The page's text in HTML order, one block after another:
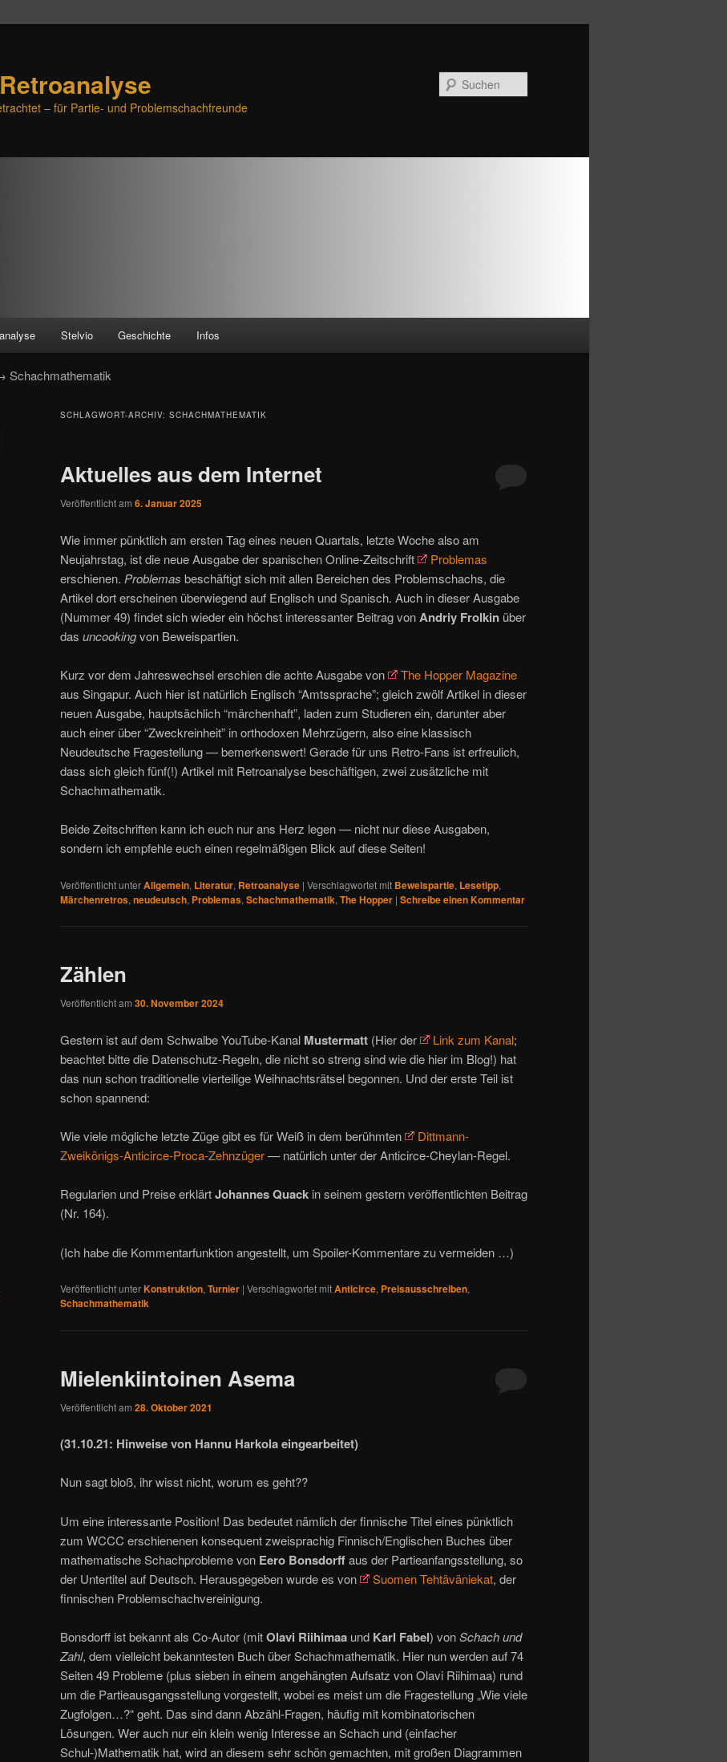
– für Partie- und Problemschachfreunde
Stelvio Geschichte Infos
Schachmathematik
SCHLAGWORT-ARCHIV: SCHACHMATHEMATIK
Aktuelles aus dem Internet
Veröffentlicht am 6. Januar 2025
Wie immer pünktlich am ersten Tag eines neuen Quartals, letzte Woche also am
Neujahrstag, ist die neue Ausgabe der spanischen Online-Zeitschrift
Problemas
erschienen. Problemas beschäftigt sich mit allen Bereichen des Problemschachs, die
Artikel dort erscheinen überwiegend auf Englisch und Spanisch. Auch in dieser Ausgabe
(Nummer 49) findet sich wieder ein höchst interessanter Beitrag vonAndriy Frolkin über
das uncookingvon Beweispartien.
Kurz vor dem Jahreswechsel erschien die achte Ausgabe von
The Hopper Magazine
aus Singapur. Auch hier ist natürlich Englisch “Amtssprache”; gleich zwölf Artikel in dieser
neuen Ausgabe, hauptsächlich “märchenhaft”, laden zum Studieren ein, darunter aber
auch einer über “Zweckreinheit” in orthodoxen Mehrzügern, also eine klassisch
Neudeutsche Fragestellung — bemerkenswert! Gerade für uns Retro-Fans ist erfreulich,
dass sich gleich fünf(!) Artikel mit Retroanalyse beschäftigen, zwei zusätzliche mit
Schachmathematik.
Beide Zeitschriften kann ich euch nur ans Herz legen — nicht nur diese Ausgaben,
sondern ich empfehle euch einen regelmäßigen Blick auf diese Seiten!
Veröffentlicht unterAllgemein, Literatur, Retroanalyse | Verschlagwortet mit Beweispartie, Lesetipp,
Märchenretros, neudeutsch, Problemas, Schachmathematik, The Hopper | Schreibe einen Kommentar
Zählen
Veröffentlicht am 30. November 2024
Gestern ist auf dem Schwalbe YouTube-Kanal Mustermatt (Hier der Link zum Kanal;
beachtet bitte die Datenschutz-Regeln, die nicht so streng sind wie die hier im Blog!) hat
das nun schon traditionelle vierteilige Weihnachtsrätsel begonnen. Und der erste Teil ist
schon spannend:
Wie viele mögliche letzte Züge gibt es für Weiß in dem berühmten
Dittmann-
Zweikönigs-Anticirce-Proca-Zehnzüger— natürlich unter der Anticirce-Cheylan-Regel.
Regularien und Preise erklärtJohannes Quack in seinem gestern veröffentlichten Beitrag
(Nr. 164).
(Ich habe die Kommentarfunktion angestellt, um Spoiler-Kommentare zu vermeiden …)
Veröffentlicht unterKonstruktion, Turnier | Verschlagwortet mitAnticirce, Preisausschreiben,
Schachmathematik
Mielenkiintoinen Asema
Veröffentlicht am 28. Oktober 2021
(31.10.21: Hinweise von Hannu Harkola eingearbeitet)
Nun sagt bloß, ihr wisst nicht, worum es geht??
Um eine interessante Position! Das bedeutet nämlich der finnische Titel eines pünktlich
zum WCCC erschienenen konsequent zweisprachig Finnisch/Englischen Buches über
mathematische Schachprobleme von Eero Bonsdorffaus der Partieanfangsstellung, so
der Untertitel auf Deutsch. Herausgegeben wurde es von
Suomen Tehtäväniekat, der
finnischen Problemschachvereinigung.
Bonsdorff ist bekannt als Co-Autor (mitOlavi Riihimaa und Karl Fabel) vonSchach und
Zahl, dem vielleicht bekanntesten Buch über Schachmathematik. Hier nun werden auf 74
Seiten 49 Probleme (plus sieben in einem angehängten Aufsatz von Olavi Riihimaa) rund
um die Partieausgangsstellung vorgestellt, wobei es meist um die Fragestellung „Wie viele
Zugfolgen…?“ geht. Das sind dann Abzähl-Fragen, häufig mit kombinatorischen
Lösungen. Wer auch nur ein klein wenig Interesse an Schach und (einfacher
Schul-)Mathematik hat, wird an diesem sehr schön gemachten, mit großen Diagrammen